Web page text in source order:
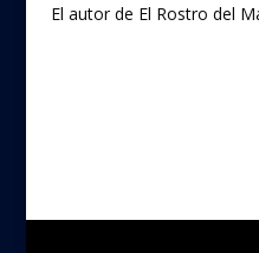
El autor de El Rostro del